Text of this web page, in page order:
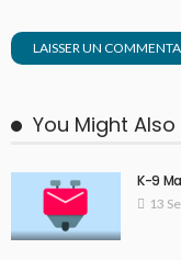
You Might Also
K-9
13